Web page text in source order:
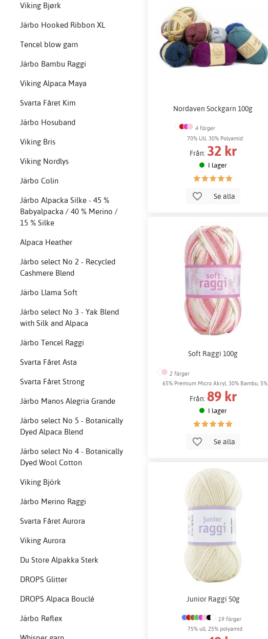
Viking Bjørk
Järbo Hooked Ribbon XL
Tencel blow garn
Järbo Bambu Raggi
Viking Alpaca Maya
Svarta Fåret Kim
Järbo Hosuband
Viking Bris
Viking Nordlys
Järbo Colin
Järbo Alpacka Silke - 45 %
Babyalpacka / 40 % Merino /
15 % Silke
Alpaca Heather
Järbo select No 2 - Recycled
Cashmere Blend
Järbo Llama Soft
Järbo select No 3 - Yak Blend
with Silk and Alpaca
Järbo Tencel Raggi
Svarta Fåret Asta
Svarta Fåret Strong
Järbo Manos Alegria Grande
Järbo select No 5 - Botanically
Dyed Alpaca Blend
Järbo select No 4 - Botanically
Dyed Wool Cotton
Viking Björk
Järbo Merino Raggi
Svarta Fåret Aurora
Viking Aurora
Du Store Alpakka Sterk
DROPS Glitter
DROPS Alpaca Bouclé
Järbo Reflex
Nordaven Sockgarn 100g
4 färger
70% Ull, 30% Polyamid
Från: 32 kr
I lager
Se alla
Soft Raggi 100g
2 färger
65% Premium Micro Akryl, 30% Bambu, 5%
Polyester
Från: 89 kr
I lager
Se alla
Junior Raggi 50g
19 färger
75% ull, 25% polyamid